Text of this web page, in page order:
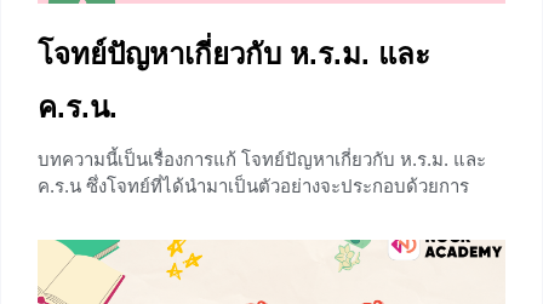
โจทย์ปัญหาเกี่ยวกับ ห.ร.ม. และ
ค.ร.น.
บทความนี้เป็นเรื่องการแก้ โจทย์ปัญหาเกี่ยวกับ ห.ร.ม. และ
ค.ร.น ซึ่งโจทย์ที่ได้นำมาเป็นตัวอย่างจะประกอบด้วยการ
ไปถึงการแสดงวิธีทำอย่างละเอียด หวังว่าน้องๆจะสามารถนำ
ข้อมูลเหล่านี้ไปใช้ได้จริงกับโจทย์ปัญหาในห้องเรียน ซึงเป็น
เเรื่องย่อยของ ห.ร.ม. และ ค.ร.น. ป.6